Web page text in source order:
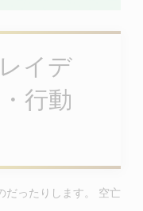
イデ
行動
だったりします。 空亡